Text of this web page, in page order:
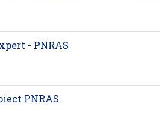
- PNRAS
PNRAS